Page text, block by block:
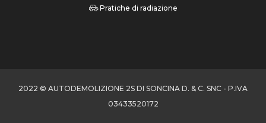
Pratiche di radiazione
2022 © AUTODEMOLIZIONE 2S DI SONCINA D. & C. SNC - P.IVA
03433520172